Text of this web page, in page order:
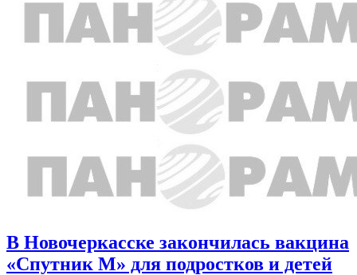
В Новочеркасске закончилась вакцина
«Спутник М» для подростков и детей